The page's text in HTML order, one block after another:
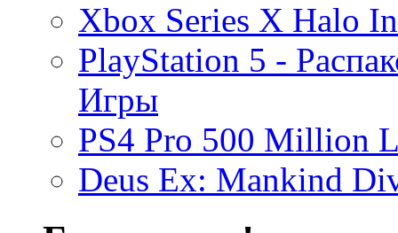
Xbox Series X Halo
PlayStation 5 -
Игры
PS4 Pro 500 Million
Deus Ex: Mankind